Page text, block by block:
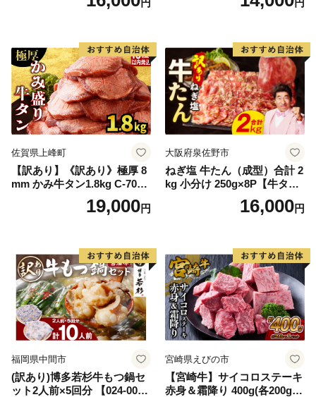
60] 肉 牛肉 精肉 牛たん 牛タ
厚切り タン
佐賀県上峰町
【訳あり】《訳あり》極厚 8
mm かみ牛タン1.8kg C-709-
19,000円
大阪府泉佐野市
ねぎ塩 牛たん（成型）合計 2
kg 小分け 250g×8P【牛タン
牛肉 焼肉用 薄切り 訳あり サ
16,000円
福岡県中間市
(訳あり)博多若杉牛もつ鍋セ
ット2人前×5回分 【024-002
宮崎県えびの市
【宮崎牛】サイコロステーキ
赤身＆霜降り 400g(各200g×